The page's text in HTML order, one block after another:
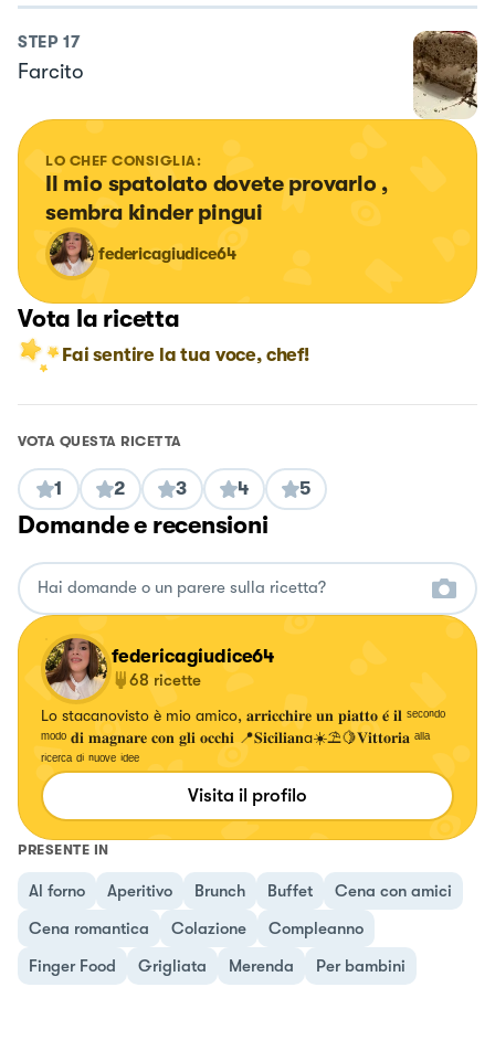
STEP 17
Farcito
LO CHEF CONSIGLIA:
Il mio spatolato dovete provarlo ,
sembra kinder pingui
federicagiudice64
Vota la ricetta
Fai sentire la tua voce, chef!
VOTA QUESTA RICETTA
1 2 3 4 5
Domande e recensioni
federicagiudice64
68 ricette
Lo stacanovisto è mio amico, 𝐚𝐫𝐫𝐢𝐜𝐜𝐡𝐢𝐫𝐞 𝐮𝐧 𝐩𝐢𝐚𝐭𝐭𝐨 𝐞́ 𝐢𝐥 ˢᵉᶜᵒⁿᵈᵒ
ᵐᵒᵈᵒ 𝐝𝐢 𝐦𝐚𝐠𝐧𝐚𝐫𝐞 𝐜𝐨𝐧 𝐠𝐥𝐢 𝐨𝐜𝐜𝐡𝐢 📍𝐒𝐢𝐜𝐢𝐥𝐢𝐚𝐧a☀️⛱️🍋𝐕𝐢𝐭𝐭𝐨𝐫𝐢𝐚 ᵃˡˡᵃ
ʳⁱᶜᵉʳᶜᵃ ᵈⁱ ⁿᵘᵒᵛᵉ ⁱᵈᵉᵉ
Visita il profilo
PRESENTE IN
Al forno Aperitivo Brunch Buffet
Cena con amici
Cena romantica
Colazione
Compleanno
Finger Food
Grigliata Merenda Per bambini